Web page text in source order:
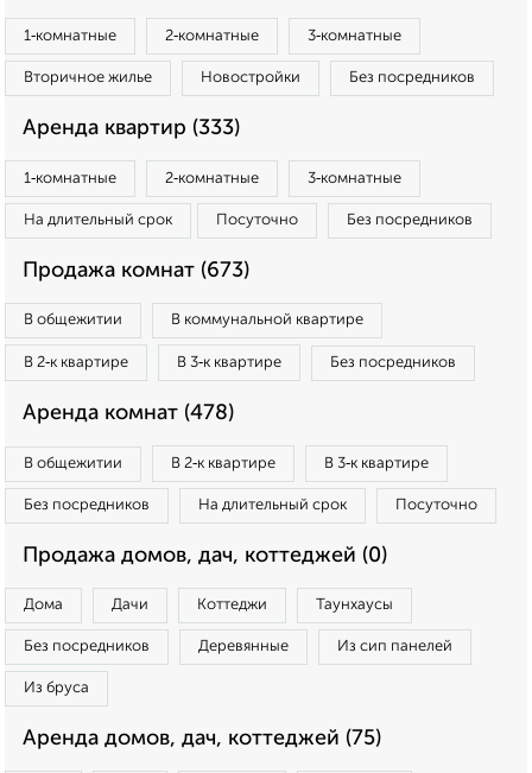
1‑комнатные 2‑комнатные 3‑комнатные
Вторичное жилье Новостройки Без посредников
Аренда квартир (333)
1‑комнатные 2‑комнатные 3‑комнатные
На длительный срок Посуточно Без посредников
Продажа комнат (673)
В общежитии В коммунальной квартире
В 2‑к квартире В 3‑к квартире Без посредников
Аренда комнат (478)
В общежитии В 2‑к квартире В 3‑к квартире
Без посредников На длительный срок Посуточно
Продажа домов, дач, коттеджей (0)
Дома Дачи Коттеджи Таунхаусы
Без посредников Деревянные Из сип панелей
Из бруса
Аренда домов, дач, коттеджей (75)